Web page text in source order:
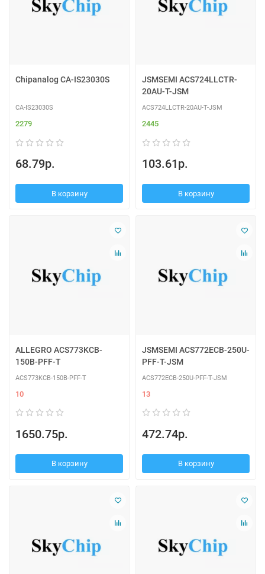
Chipanalog CA-IS23030S
CA-IS23030S
2279
68.79р.
В корзину
JSMSEMI ACS724LLCTR-
20AU-T-JSM
ACS724LLCTR-20AU-T-JSM
2445
103.61р.
В корзину
ALLEGRO ACS773KCB-
150B-PFF-T
ACS773KCB-150B-PFF-T
10
1650.75р.
В корзину
JSMSEMI ACS772ECB-250U-
PFF-T-JSM
ACS772ECB-250U-PFF-T-JSM
13
472.74р.
В корзину